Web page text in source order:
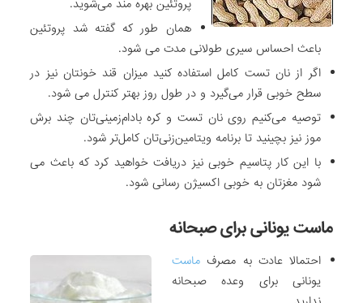
پروتئین بهره مند می‌شوید.
همان طور که گفته شد پروتئین
باعث احساس سیری طولانی مدت می شود.
اگر از نان تست کامل استفاده کنید میزان قند خونتان نیز در
سطح خوبی قرار می‌گیرد و در طول روز بهتر کنترل می شود.
توصیه می‌کنیم روی نان تست و کره بادام‌زمینی‌تان چند برش
موز نیز بچینید تا برنامه ویتامین‌زنی‌تان کامل‌تر شود.
با این کار پتاسیم خوبی نیز دریافت خواهید کرد که باعث می
شود مغزتان به خوبی اکسیژن رسانی شود.
ماست یونانی برای صبحانه
احتمالا عادت به مصرف ماست
یونانی برای وعده صبحانه